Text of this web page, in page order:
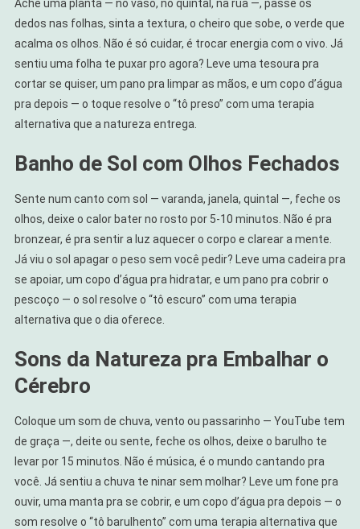
Ache uma planta — no vaso, no quintal, na rua —, passe os
dedos nas folhas, sinta a textura, o cheiro que sobe, o verde que
acalma os olhos. Não é só cuidar, é trocar energia com o vivo. Já
sentiu uma folha te puxar pro agora? Leve uma tesoura pra
cortar se quiser, um pano pra limpar as mãos, e um copo d’água
pra depois — o toque resolve o “tô preso” com uma terapia
alternativa que a natureza entrega.
Banho de Sol com Olhos Fechados
Sente num canto com sol — varanda, janela, quintal —, feche os
olhos, deixe o calor bater no rosto por 5-10 minutos. Não é pra
bronzear, é pra sentir a luz aquecer o corpo e clarear a mente.
Já viu o sol apagar o peso sem você pedir? Leve uma cadeira pra
se apoiar, um copo d’água pra hidratar, e um pano pra cobrir o
pescoço — o sol resolve o “tô escuro” com uma terapia
alternativa que o dia oferece.
Sons da Natureza pra Embalhar o
Cérebro
Coloque um som de chuva, vento ou passarinho — YouTube tem
de graça —, deite ou sente, feche os olhos, deixe o barulho te
levar por 15 minutos. Não é música, é o mundo cantando pra
você. Já sentiu a chuva te ninar sem molhar? Leve um fone pra
ouvir, uma manta pra se cobrir, e um copo d’água pra depois — o
som resolve o “tô barulhento” com uma terapia alternativa que